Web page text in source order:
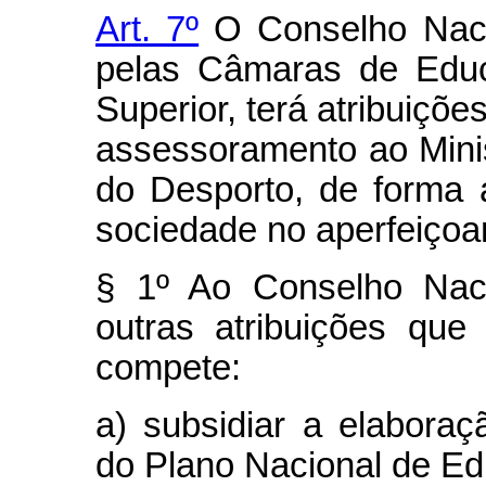
Art. 7º O Conselho
pelas Câmaras de
Superior, terá
assessoramento ao
do Desporto, de forma
sociedade no
§ 1º Ao Conselho
outras atribuições
compete:
a) subsidiar a
do Plano Nacional de